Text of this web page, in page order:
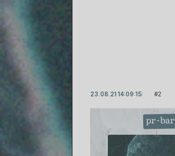
2
23.08.21 14:09:15
pr-bar